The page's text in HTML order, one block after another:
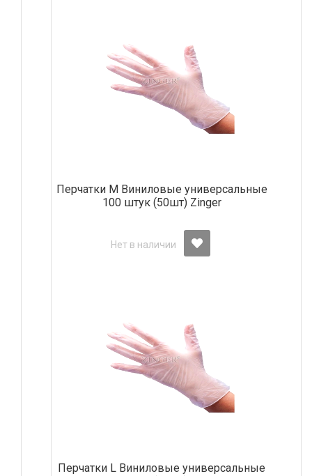
Перчатки М Виниловые универсальные
100 штук (50шт) Zinger
Нет в наличии
Перчатки L Виниловые универсальные